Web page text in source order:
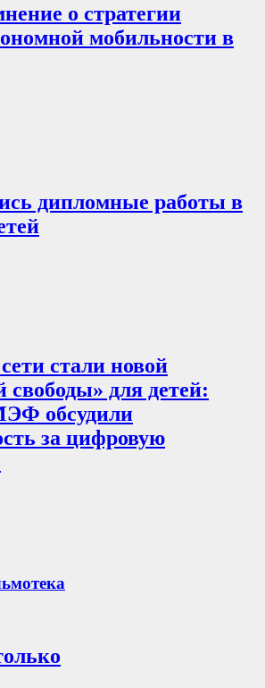
о стратегии
мобильности в
дипломные работы в
стали новой
свободы» для детей:
обсудили
за цифровую